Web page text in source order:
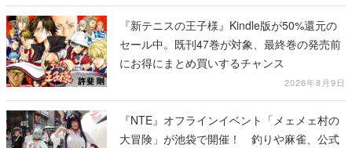
る
『新テニスの王子様』Kindle版が50%還元の
セール中。既刊47巻が対象、最終巻の発売前
にお得にまとめ買いするチャンス
2026年8月9日
『NTE』オフラインイベント「メェメェ村の
大冒険」が池袋で開催！ 釣りや麻雀、公式